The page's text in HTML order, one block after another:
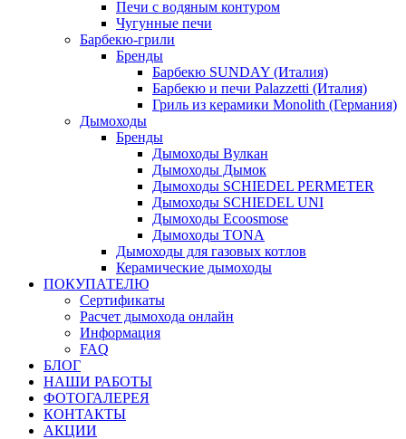
Печи с водяным контуром
Чугунные печи
Барбекю-грили
Бренды
Барбекю SUNDAY (Италия)
Барбекю и печи Palazzetti (Италия)
Гриль из керамики Monolith (Германия)
Дымоходы
Бренды
Дымоходы Вулкан
Дымоходы Дымок
Дымоходы SCHIEDEL PERMETER
Дымоходы SCHIEDEL UNI
Дымоходы Ecoosmose
Дымоходы TONA
Дымоходы для газовых котлов
Керамические дымоходы
ПОКУПАТЕЛЮ
Сертификаты
Расчет дымохода онлайн
Информация
FAQ
БЛОГ
НАШИ РАБОТЫ
ФОТОГАЛЕРЕЯ
КОНТАКТЫ
АКЦИИ